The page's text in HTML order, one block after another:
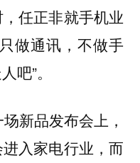
任正非就手机业
做通讯，不做手
吧”。
新品发布会上，
入家电行业，而